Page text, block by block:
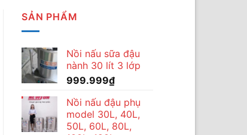
SẢN PHẨM
Nồi nấu sữa đậu
nành 30 lít 3 lớp
999.999₫
Nồi nấu đậu phụ
model 30L, 40L,
50L, 60L, 80L,